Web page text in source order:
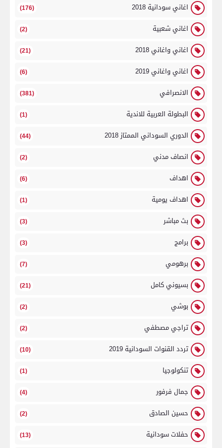
اغاني سودانية 2018 (176)
اغاني شعبية (2)
اغاني واغاني 2018 (21)
اغاني واغاني 2019 (6)
الانصرافي (381)
البطولة العربية للاندية (1)
الدوري السوداني الممتاز 2018 (44)
انصاف مدني (2)
اهداف (6)
اهداف يومية (1)
بث مباشر (3)
برامج (3)
برهومي (7)
بسيوني كامل (21)
بوشي (2)
تراجي مصطفي (2)
تردد القنوات السودانية 2019 (10)
تنكولوجيا (1)
جمال فرفور (4)
حسين الصادق (2)
حفلات سودانية (13)